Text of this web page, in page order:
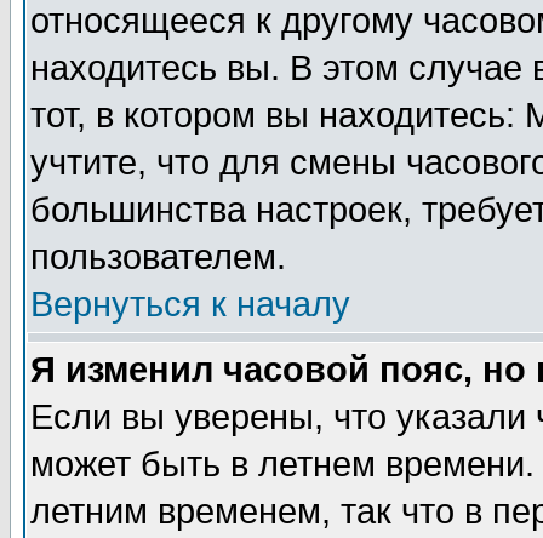
относящееся к другому
находитесь вы. В этом
тот, в котором вы
учтите, что для смены
большинства настроек,
пользователем.
Вернуться к началу
Я изменил часовой пояс,
Если вы уверены, что указали
может быть в летнем
летним временем, так что в